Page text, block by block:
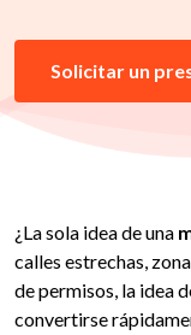
Solicitar un
¿La sola idea de una
calles estrechas,
de permisos, la idea
convertirse